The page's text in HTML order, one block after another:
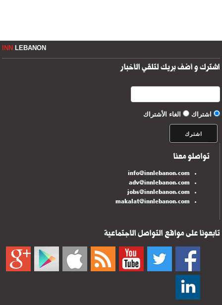
INNLEBANON
اشترك و أضف بريك لتلقي الأخبار
اشتراك الغاء الأشتراك
تواصلو معنا
info@innlebanon.com
adv@innlebanon.com
jobs@innlebanon.com
makalat@innlebanon.com
تابعونا على مواقع التواصل الاجتماعية